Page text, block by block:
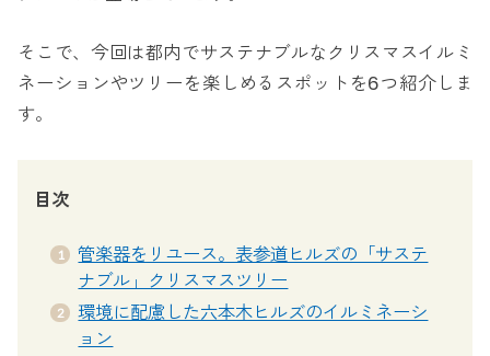
そこで、今回は都内でサステナブルなクリスマスイルミ
ネーションやツリーを楽しめるスポットを6つ紹介しま
す。
目次
管楽器をリユース。表参道ヒルズの「サステ
ナブル」クリスマスツリー
環境に配慮した六本木ヒルズのイルミネーシ
ョン